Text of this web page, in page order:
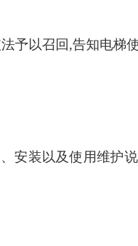
予以召回,告知电梯
安装以及使用维护